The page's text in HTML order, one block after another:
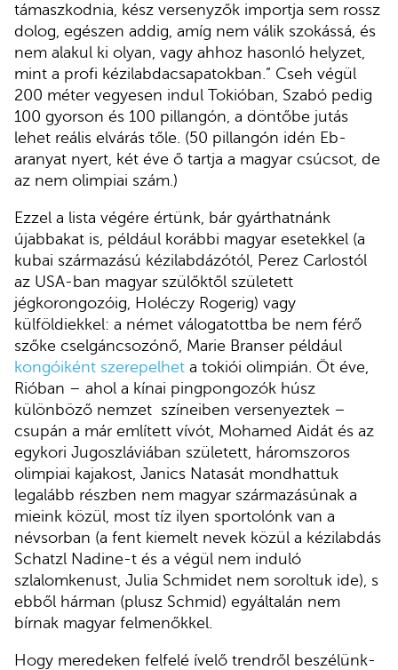
támaszkodnia, kész versenyzők importja sem rossz
dolog, egészen addig, amíg nem válik szokássá, és
nem alakul ki olyan, vagy ahhoz hasonló helyzet,
mint a profi kézilabdacsapatokban.” Cseh végül
200 méter vegyesen indul Tokióban, Szabó pedig
100 gyorson és 100 pillangón, a döntőbe jutás
lehet reális elvárás tőle. (50 pillangón idén Eb-
aranyat nyert, két éve ő tartja a magyar csúcsot, de
az nem olimpiai szám.)
Ezzel a lista végére értünk, bár gyárthatnánk
újabbakat is, például korábbi magyar esetekkel (a
kubai származású kézilabdázótól, Perez Carlostól
az USA-ban magyar szülőktől született
jégkorongozóig, Holéczy Rogerig) vagy
külföldiekkel: a német válogatottba be nem férő
szőke cselgáncsozónő, Marie Branser például
kongóiként szerepelhet a tokiói olimpián. Öt éve,
Rióban – ahol a kínai pingpongozók húsz
különböző nemzet színeiben versenyeztek –
csupán a már említett vívót, Mohamed Aidát és az
egykori Jugoszláviában született, háromszoros
olimpiai kajakost, Janics Natasát mondhattuk
legalább részben nem magyar származásúnak a
mieink közül, most tíz ilyen sportolónk van a
névsorban (a fent kiemelt nevek közül a kézilabdás
Schatzl Nadine-t és a végül nem induló
szlalomkenust, Julia Schmidet nem soroltuk ide), s
ebből hárman (plusz Schmid) egyáltalán nem
bírnak magyar felmenőkkel.
Hogy meredeken felfelé ívelő trendről beszélünk-